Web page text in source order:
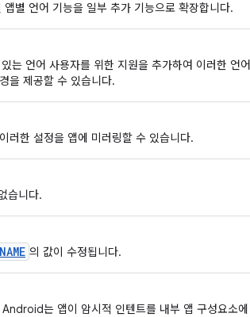
별 언어 기능을 일부 추가 기능으로 확장합니다.
언어 사용자를 위한 지원을 추가하여 이러한 언어
을 제공할 수 있습니다.
러한 설정을 앱에 미러링할 수 있습니다.
습니다.
의 값이 수정됩니다.
는 앱이 암시적 인텐트를 내부 앱 구성요소에